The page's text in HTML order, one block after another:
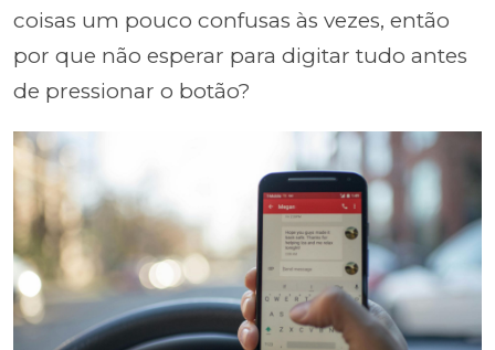
coisas um pouco confusas às vezes, então
por que não esperar para digitar tudo antes
de pressionar o botão?